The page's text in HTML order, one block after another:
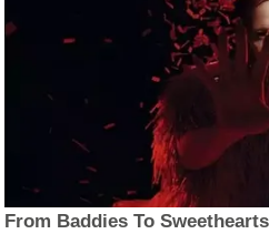
From Baddies To